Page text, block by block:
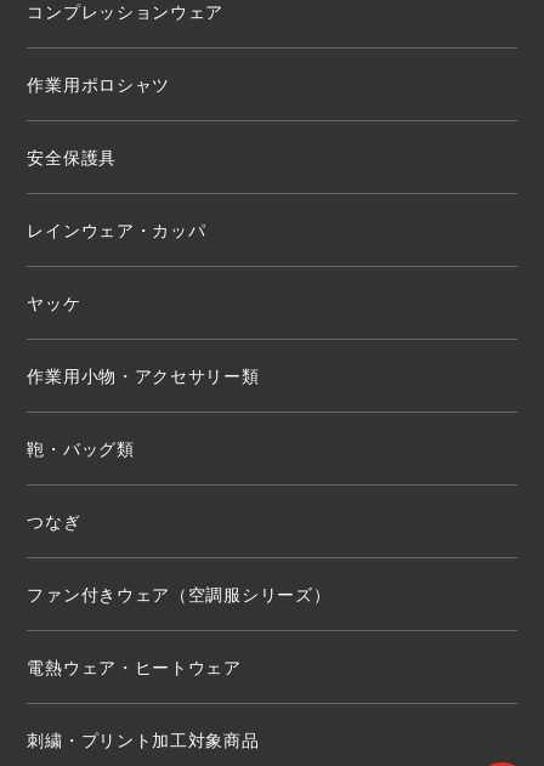
コンプレッションウェア
作業用ポロシャツ
安全保護具
レインウェア・カッパ
ヤッケ
作業用小物・アクセサリー類
鞄・バッグ類
つなぎ
ファン付きウェア（空調服シリーズ）
電熱ウェア・ヒートウェア
刺繍・プリント加工対象商品